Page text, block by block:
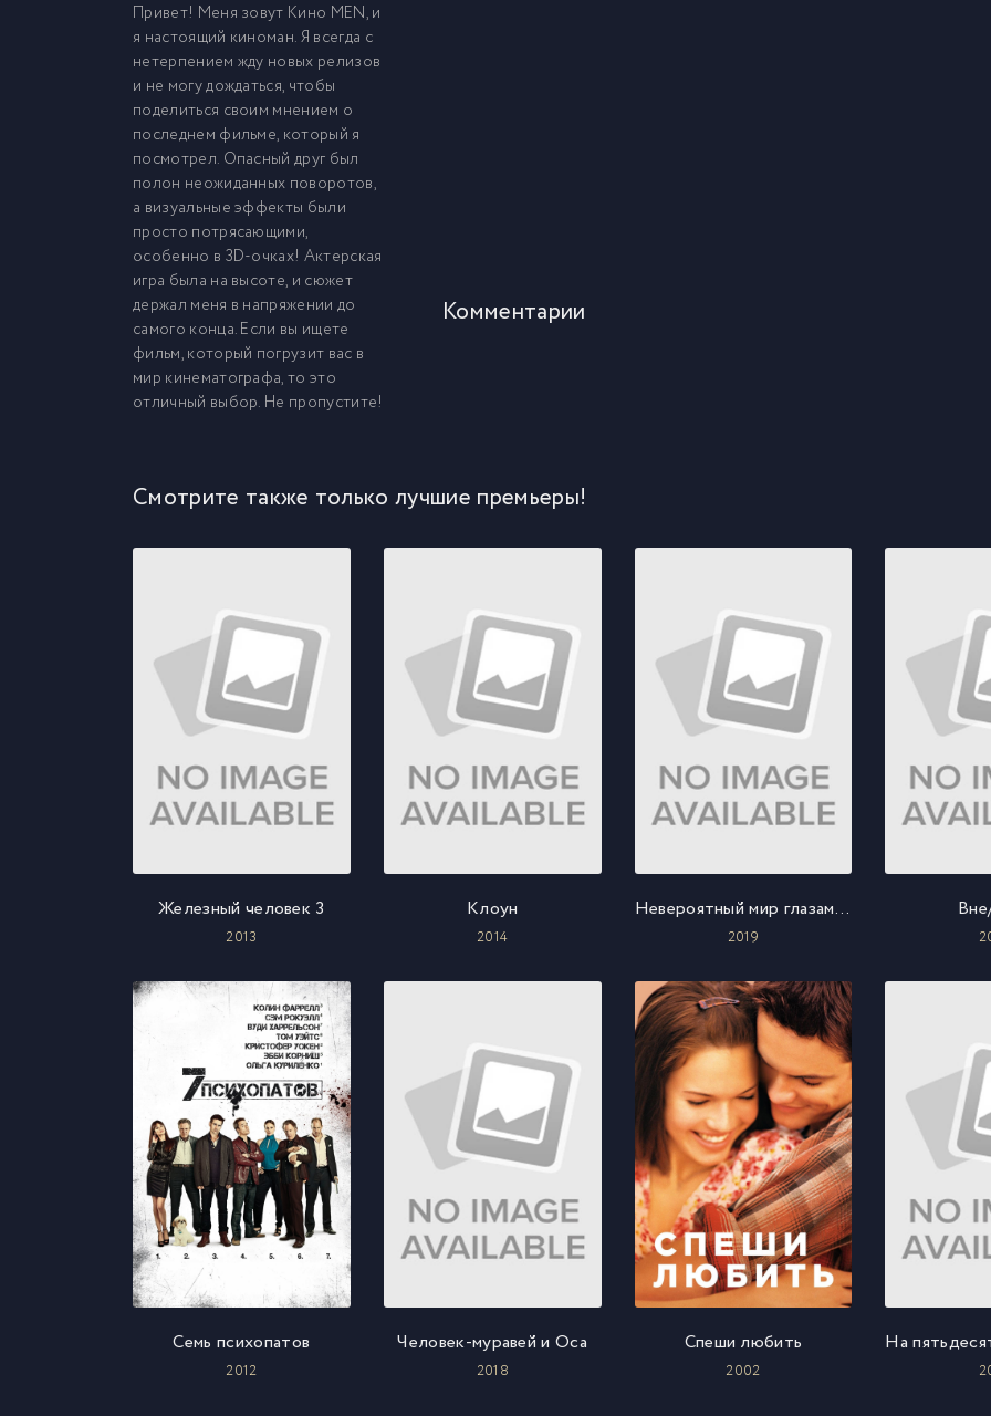
Привет! Меня зовут Кино MEN, и
я настоящий киноман. Я всегда с
нетерпением жду новых релизов
и не могу дождаться, чтобы
поделиться своим мнением о
последнем фильме, который я
посмотрел. Опасный друг был
полон неожиданных поворотов,
а визуальные эффекты были
просто потрясающими,
особенно в 3D-очках! Актерская
игра была на высоте, и сюжет
держал меня в напряжении до
самого конца. Если вы ищете
фильм, который погрузит вас в
мир кинематографа, то это
отличный выбор. Не пропустите!
Комментарии
Смотрите также только лучшие премьеры!
Железный человек 3
2013
Клоун
2014
Невероятный мир глазами Энцо
2019
Семь психопатов
2012
Человек-муравей и Оса
2018
Спеши любить
2002